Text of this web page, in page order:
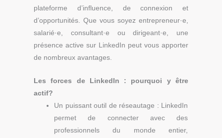
plateforme d’influence, de connexion et
d’opportunités. Que vous soyez entrepreneur·e,
salarié·e, consultant·e ou dirigeant·e, une
présence active sur LinkedIn peut vous apporter
de nombreux avantages.
Les forces de LinkedIn : pourquoi y être
actif?
Un puissant outil de réseautage : LinkedIn
permet de connecter avec des
professionnels du monde entier,